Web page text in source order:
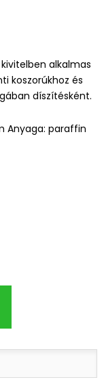
alkalmas
koszorúkhoz és
díszítésként.
Anyaga: paraffin